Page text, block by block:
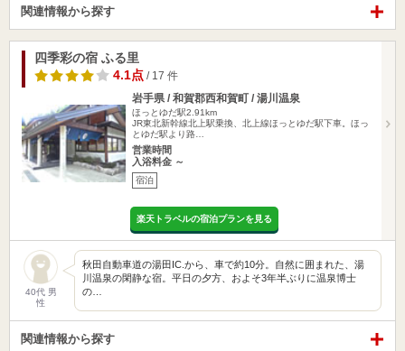
関連情報から探す
四季彩の宿 ふる里
4.1点 / 17 件
岩手県 / 和賀郡西和賀町 / 湯川温泉
ほっとゆだ駅2.91km
JR東北新幹線北上駅乗換、北上線ほっとゆだ駅下車。ほっ
とゆだ駅より路…
営業時間
入浴料金 ～
宿泊
楽天トラベルの宿泊プランを見る
40代 男
性
秋田自動車道の湯田IC.から、車で約10分。自然に囲まれた、湯
川温泉の閑静な宿。平日の夕方、およそ3年半ぶりに温泉博士
の…
関連情報から探す